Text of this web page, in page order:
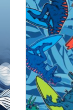
Strandtuch -
für Strand
Badetuch"
ZUM